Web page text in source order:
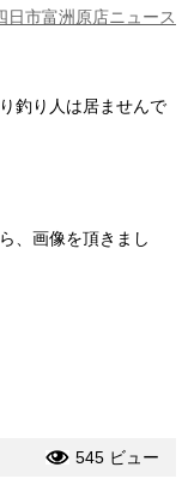
日市富洲原店ニュース
釣り人は居ませんで
、画像を頂きまし
545 ビュー